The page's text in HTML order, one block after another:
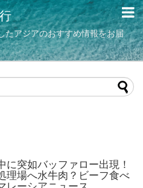
たアジアのおすすめ情報をお届
に突如バッファロー出現！
理場へ水牛肉？ビーフ食べ